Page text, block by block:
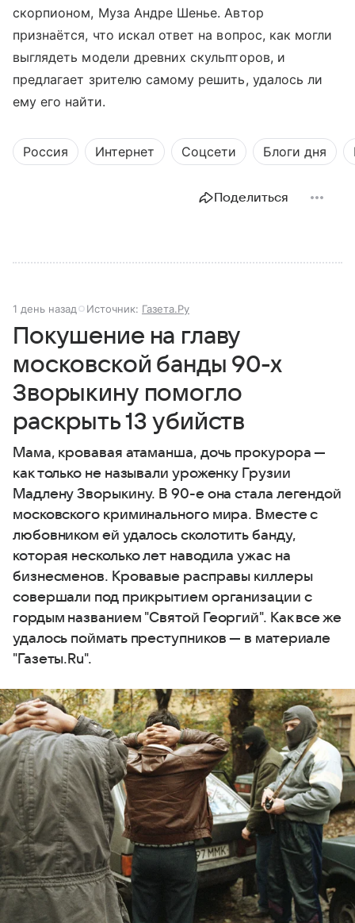
скорпионом, Муза Андре Шенье. Автор
признаётся, что искал ответ на вопрос, как могли
выглядеть модели древних скульпторов, и
предлагает зрителю самому решить, удалось ли
ему его найти.
Россия Интернет Соцсети Блоги дня
Поделиться
1 день назад Источник: Газета.Ру
Покушение на главу
московской банды 90-х
Зворыкину помогло
раскрыть 13 убийств
Мама, кровавая атаманша, дочь прокурора —
как только не называли уроженку Грузии
Мадлену Зворыкину. В 90-е она стала легендой
московского криминального мира. Вместе с
любовником ей удалось сколотить банду,
которая несколько лет наводила ужас на
бизнесменов. Кровавые расправы киллеры
совершали под прикрытием организации с
гордым названием "Святой Георгий". Как все же
удалось поймать преступников — в материале
"Газеты.Ru".